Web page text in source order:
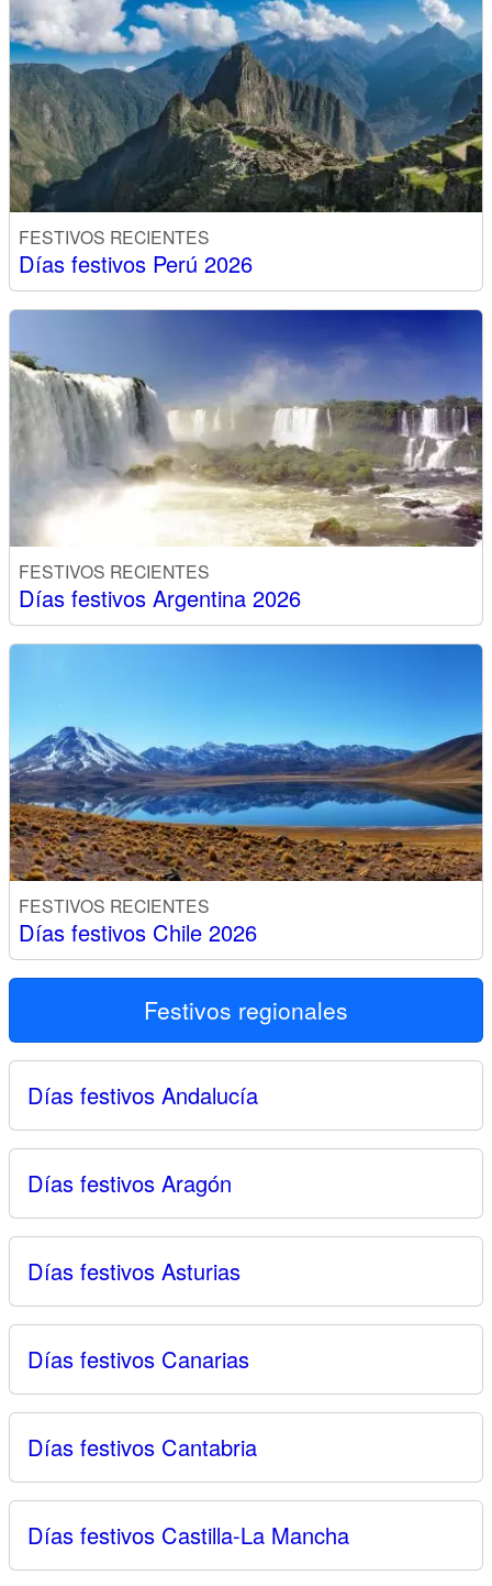
FESTIVOS RECIENTES
Días festivos Perú 2026
FESTIVOS RECIENTES
Días festivos Argentina 2026
FESTIVOS RECIENTES
Días festivos Chile 2026
Festivos regionales
Días festivos Andalucía
Días festivos Aragón
Días festivos Asturias
Días festivos Canarias
Días festivos Cantabria
Días festivos Castilla-La Mancha